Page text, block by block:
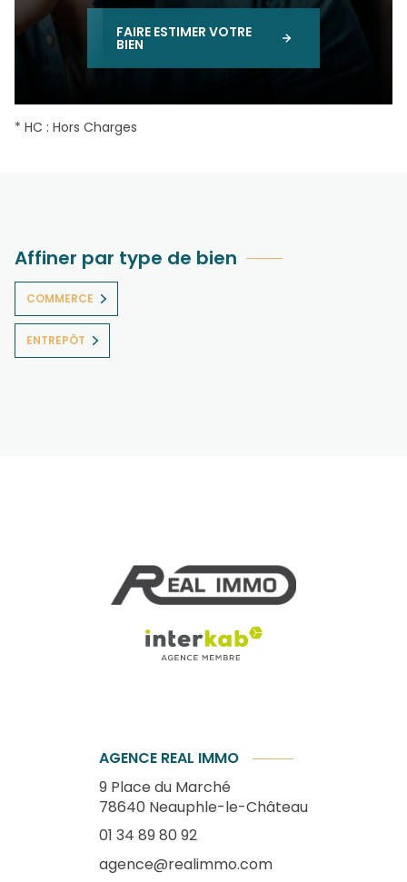
IMMOBILIER
FAIRE ESTIMER VOTRE
BIEN
* HC : Hors Charges
Affiner par type de bien
COMMERCE
ENTREPÔT
AGENCE REAL IMMO
9 Place du Marché
78640 Neauphle-le-Château
01 34 89 80 92
agence@realimmo.com